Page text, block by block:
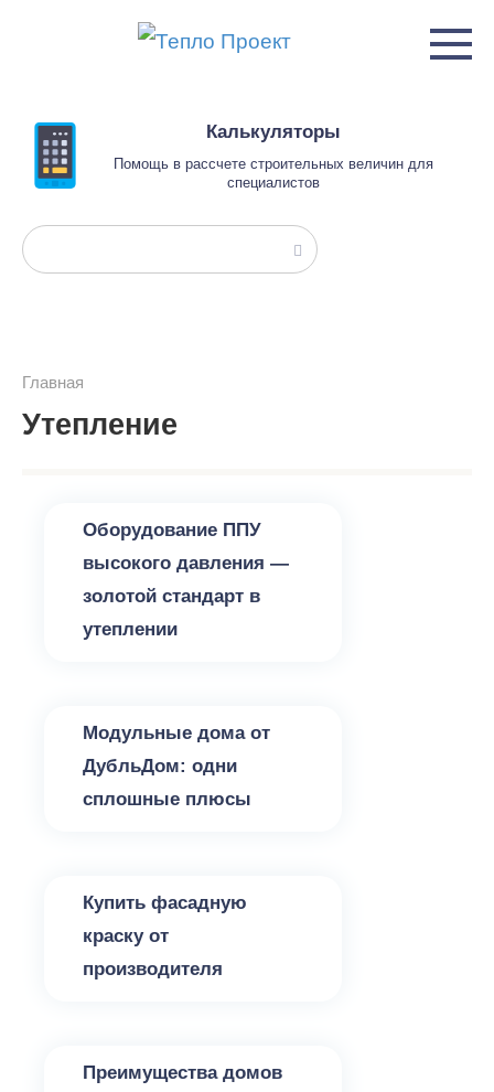
Калькуляторы
Помощь в рассчете строительных величин для
специалистов
Поиск:
Главная
Утепление
Оборудование ППУ
высокого давления —
золотой стандарт в
утеплении
Модульные дома от
ДубльДом: одни
сплошные плюсы
Купить фасадную
краску от
производителя
Преимущества домов